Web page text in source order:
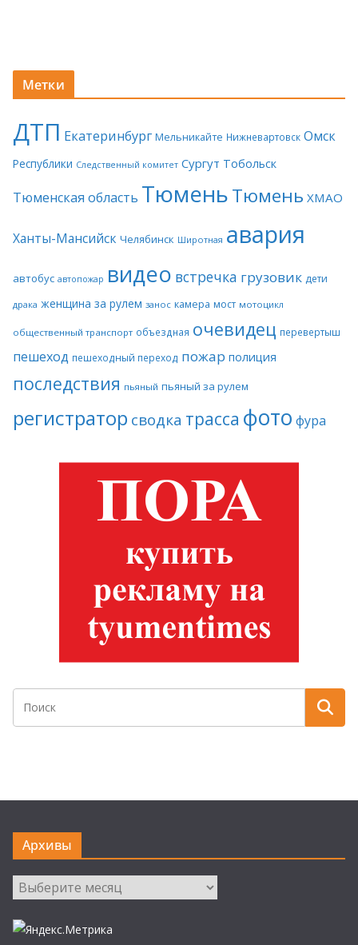
Метки
ДТП Екатеринбург Мельникайте Нижневартовск Омск
Республики Следственный комитет Сургут Тобольск
Тюменская область ТюменьТюмень ХМАО
Ханты-Мансийск Челябинск Широтная авария
автобус автопожар видео встречка грузовик дети
драка женщина за рулем занос камера мост мотоцикл
общественный транспорт объездная очевидец перевертыш
пешеход пешеходный переход пожар полиция
последствия пьяный пьяный за рулем
регистратор сводка трасса фото фура
Архивы
Архивы